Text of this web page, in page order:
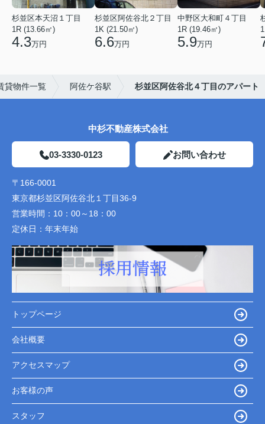
杉並区本天沼１丁目
1R (13.66㎡)
4.3万円
杉並区阿佐谷北２丁目
1K (21.50㎡)
6.6万円
中野区大和町４丁目
1R (19.46㎡)
5.9万円
貸物件一覧 阿佐ケ谷駅 杉並区阿佐谷北４丁目のアパート
中杉不動産株式会社
03-3330-0123 お問い合わせ
〒166-0001
東京都杉並区阿佐谷北１丁目36-9
営業時間： 10：00～18：00
定休日： 年末年始
トップページ
会社概要
アクセスマップ
お客様の声
スタッフ